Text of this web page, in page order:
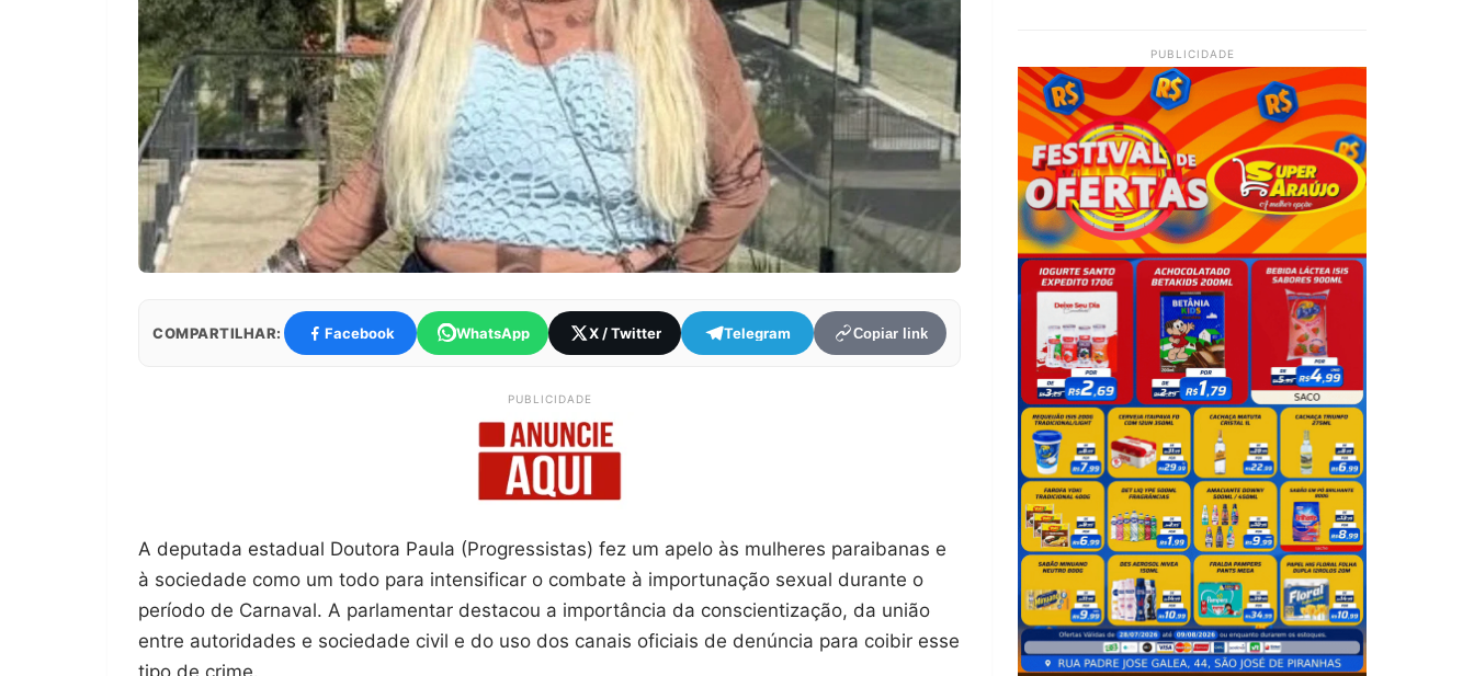
COMPARTILHAR: Facebook WhatsApp X / Twitter Telegram Copiar link
PUBLICIDADE
A deputada estadual Doutora Paula (Progressistas) fez um apelo às mulheres paraibanas e
à sociedade como um todo para intensificar o combate à importunação sexual durante o
período de Carnaval. A parlamentar destacou a importância da conscientização, da união
entre autoridades e sociedade civil e do uso dos canais oficiais de denúncia para coibir esse
tipo de crime.
PUBLICIDADE